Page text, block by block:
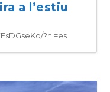
a l’estiu
?hl=es